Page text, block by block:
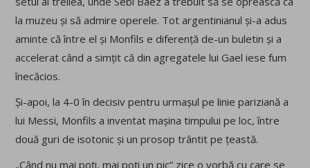
la muzeu și să admire operele. Tot argentinianul și-a adus
aminte că între el și Monfils e diferență de-un buletin și a
accelerat când a simțit că din agregatele lui Gael iese fum
înecăcios.
Și-apoi, la 4-0 în decisiv pentru urmașul pe linie pariziană a
lui Messi, Monfils a inventat mașina timpului pe loc, între
două guri de isotonic și un prosop trântit pe țeastă.
„Când nu mai poți, mai poți un pic” zice o vorbă cu care se